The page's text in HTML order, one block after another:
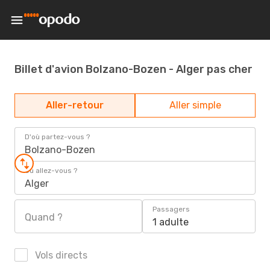
Billet d'avion Bolzano-Bozen - Alger pas cher
Aller-retour Aller simple
D'où partez-vous ?
Bolzano-Bozen
Où allez-vous ?
Alger
Quand ?
Passagers
1 adulte
Vols directs